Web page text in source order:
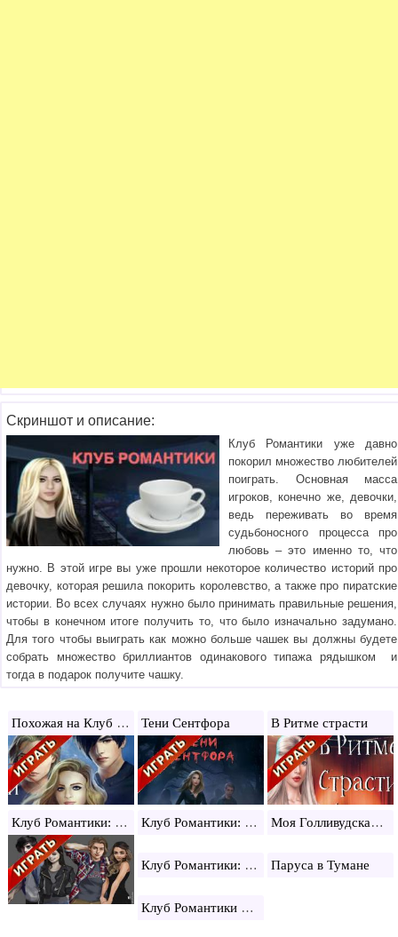
Скриншот и описание:
Клуб Романтики уже давно
покорил множество любителей
поиграть. Основная масса
игроков, конечно же, девочки,
ведь переживать во время
судьбоносного процесса про
любовь – это именно то, что
нужно. В этой игре вы уже прошли некоторое количество историй про
девочку, которая решила покорить королевство, а также про пиратские
истории. Во всех случаях нужно было принимать правильные решения,
чтобы в конечном итоге получить то, что было изначально задумано.
Для того чтобы выиграть как можно больше чашек вы должны будете
собрать множество бриллиантов одинакового типажа рядышком и
тогда в подарок получите чашку.
Похожая на Клуб Романтики Тени Сентфора В Ритме страсти
Клуб Романтики: Мои Истории Клуб Романтики: Моды Моя Голливудская история
Клуб Романтики: коды Паруса в Тумане
Клуб Романтики Секрет Небес